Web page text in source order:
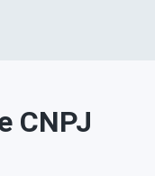
CNPJ